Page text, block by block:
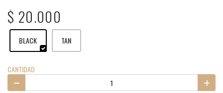
$ 20.000
BLACK TAN
CANTIDAD